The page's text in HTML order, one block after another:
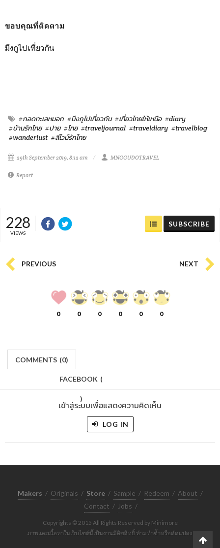
ขอบคุณที่ติดตาม
มึงกูไปเที่ยวกัน
#กอดทะเลหมอก #มึงกูไปเที่ยวกัน #เที่ยวไทยให้เหนือ #diary
#บ้านรักไทย #ปาย #ไทย #traveljournal #traveldiary #travelblog
#wanderlust #ลีไวน์รักไทย
29th September 2019, 8:12 am MNGGUDOTRAVEL
Report
228
VIEWS
SUBSCRIBE
PREVIOUS NEXT
0 0 0 0 0 0
COMMENTS (0)
FACEBOOK (
)
เข้าสู่ระบบเพื่อแสดงความคิดเห็น
LOG IN
Makers / Originals / Store / Sample / Redeem / About /
Contact / Jobs /
Copyrights © 2015 All Rights Reserved by Minimore
ภาพและเนื้อหาในเว็บไซต์นี้เป็นงานมีลิขสิทธิ์ ห้ามทำซ้ำหรือดัดแปลง